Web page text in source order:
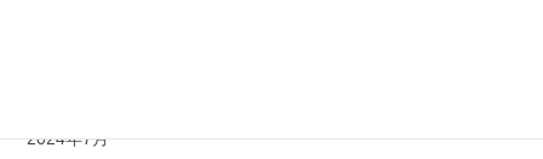
2024年7月